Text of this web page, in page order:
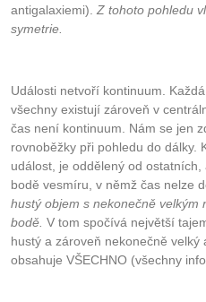
antigalaxiemi). Z tohoto pohledu
symetrie.
Události netvoří kontinuum.
všechny existují zároveň v
čas není kontinuum. Nám se jen
rovnoběžky při pohledu do dálky.
událost, je oddělený od
bodě vesmíru, v němž čas nelze
hustý objem s nekonečně
bodě. V tom spočívá největší
hustý a zároveň nekonečně
obsahuje VŠECHNO (všechny